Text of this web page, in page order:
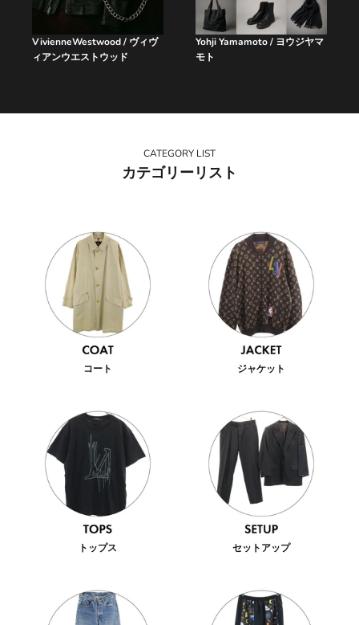
VivienneWestwood / ヴィヴ
ィアンウエストウッド
Yohji Yamamoto / ヨウジヤマ
モト
CATEGORY LIST
カテゴリーリスト
コート ジャケット
トップス セットアップ